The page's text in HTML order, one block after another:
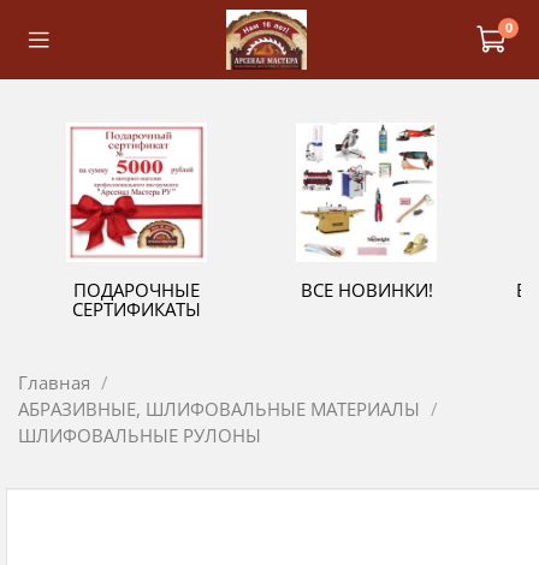
0
ПОДАРОЧНЫЕ
СЕРТИФИКАТЫ
ВСЕ НОВИНКИ!
Главная
АБРАЗИВНЫЕ, ШЛИФОВАЛЬНЫЕ МАТЕРИАЛЫ
ШЛИФОВАЛЬНЫЕ РУЛОНЫ